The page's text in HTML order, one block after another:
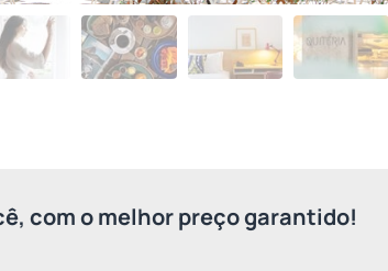
com o melhor preço garantido!